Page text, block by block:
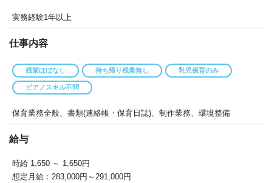
実務経験1年以上
仕事内容
残業ほぼなし 持ち帰り残業無し 乳児保育のみ
ピアノスキル不問
保育業務全般、書類(連絡帳・保育日誌)、制作業務、環境整備
給与
時給 1,650 ～ 1,650円
想定月給：283,000円～291,000円